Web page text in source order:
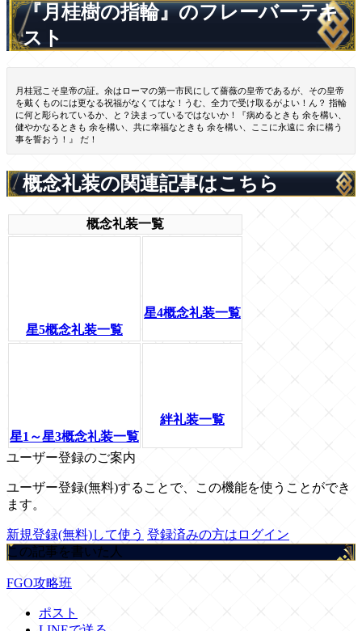
『月桂樹の指輪』のフレーバーテキ
スト
月桂冠こそ皇帝の証。余はローマの第一市民にして薔薇の皇帝であるが、その皇帝
を戴くものには更なる祝福がなくてはな！うむ、全力で受け取るがよい！ん？ 指輪
に何と彫られているか、と？決まっているではないか！『病めるときも 余を構い、
健やかなるときも 余を構い、共に幸福なときも 余を構い、ここに永遠に 余に構う
事を誓おう！』 だ！
概念礼装の関連記事はこちら
概念礼装一覧
星5概念礼装一覧
星4概念礼装一覧
星1～星3概念礼装一覧
絆礼装一覧
ユーザー登録のご案内
ユーザー登録(無料)することで、この機能を使うことができ
ます。
新規登録(無料)して使う 登録済みの方はログイン
この記事を書いた人
FGO攻略班
ポスト